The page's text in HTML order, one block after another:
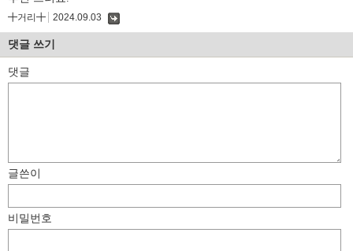
╋거리╋ 2024.09.03
댓글 쓰기
댓글
글쓴이
비밀번호